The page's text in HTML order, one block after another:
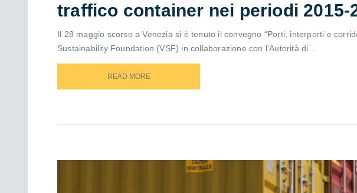
traffico container nei periodi 2015-
Il 28 maggio scorso a Venezia si è tenuto il convegno “Porti, interporti e
Sustainability Foundation (VSF) in collaborazione con l’Autorità di...
READ MORE